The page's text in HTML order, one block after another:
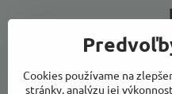
Odoberať
Cookies používame na
stránky, analýzu jej